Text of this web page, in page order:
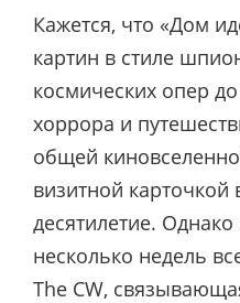
Кажется, что «Дом
картин в стиле
космических опер
хоррора и
общей
визитной карточкой
десятилетие.
несколько недель
The CW,